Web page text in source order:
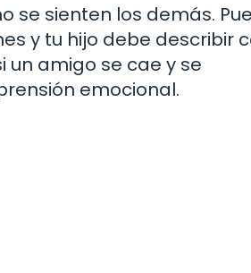
se sienten los demás.
y tu hijo debe describir
un amigo se cae y se
emocional.